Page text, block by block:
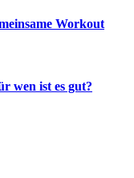
Workout
wen ist es gut?